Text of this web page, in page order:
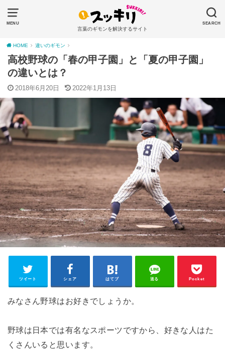
MENU SEARCH
言葉のギモンを解決するサイト
HOME 違いのギモン
高校野球の「春の甲子園」と「夏の甲子園」
の違いとは？
2018年6月20日 2022年1月13日
ツイート シェア はてブ 送る Pocket
みなさん野球はお好きでしょうか。
野球は日本では有名なスポーツですから、好きな人はた
くさんいると思います。